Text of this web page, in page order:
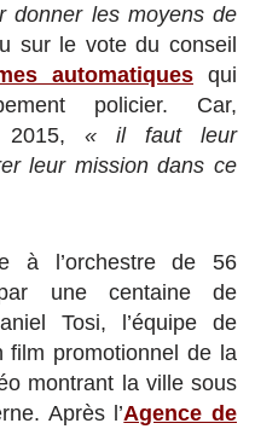
donner les moyens de
sur le vote du conseil
automatiques qui
policier. Car,
2015, « il faut leur
leur mission dans ce
à l’orchestre de 56
une centaine de
Tosi, l’équipe de
film promotionnel de la
montrant la ville sous
Après l’Agence de